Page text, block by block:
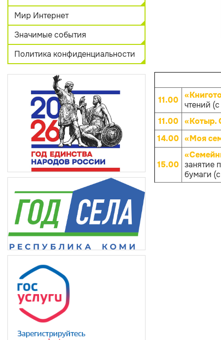
Мир Интернет
Значимые события
Политика конфиденциальности
11.00
чтений
11.00
«Котыр.
14.00 «Моя
15.00 занятие
бумаги